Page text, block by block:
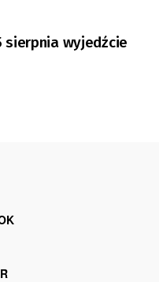
sierpnia wyjedźcie